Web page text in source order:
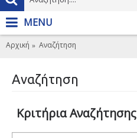
MENU
Αρχική Αναζήτηση
Αναζήτηση
Κριτήρια Αναζήτησης